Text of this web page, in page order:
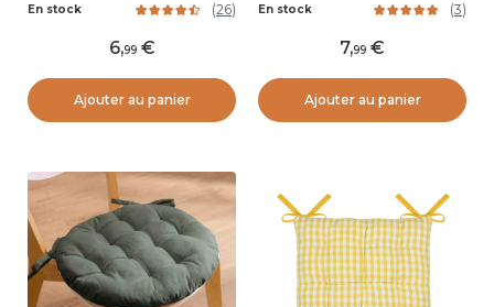
En stock (26)
6,99
Ajouter au panier
En stock (3)
7,99
Ajouter au panier